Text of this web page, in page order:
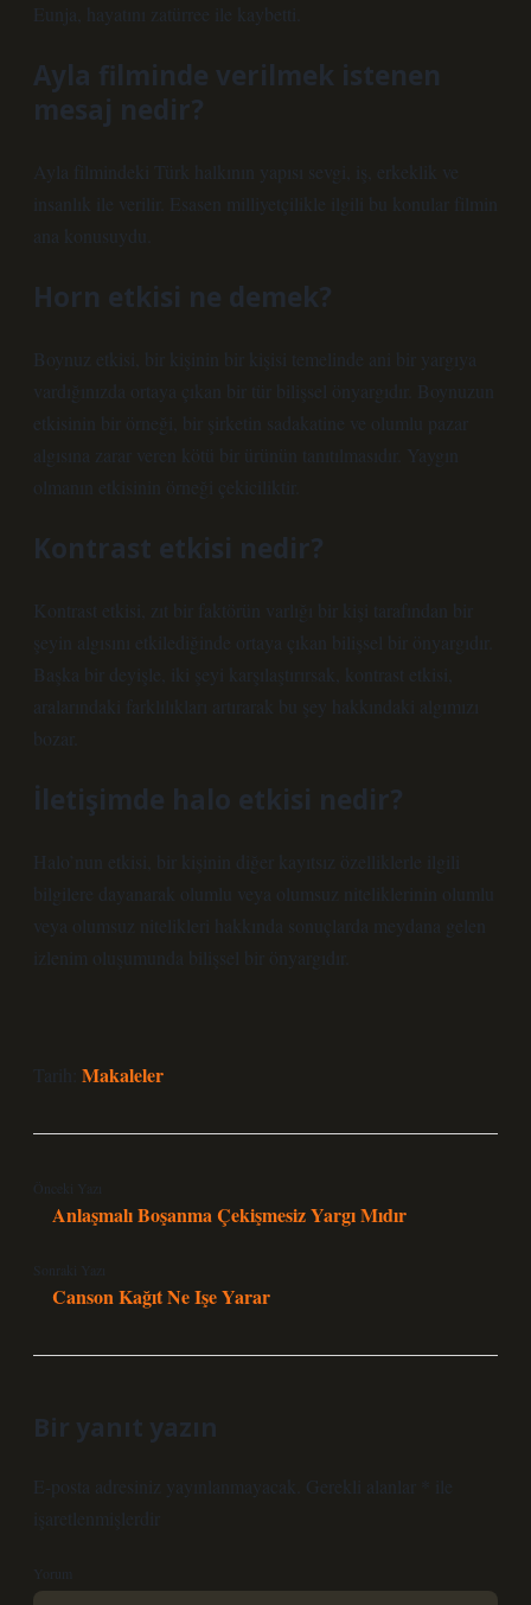
Eunja, hayatını zatürree ile kaybetti.
Ayla filminde verilmek istenen
mesaj nedir?
Ayla filmindeki Türk halkının yapısı sevgi, iş, erkeklik ve
insanlık ile verilir. Esasen milliyetçilikle ilgili bu konular filmin
ana konusuydu.
Horn etkisi ne demek?
Boynuz etkisi, bir kişinin bir kişisi temelinde ani bir yargıya
vardığınızda ortaya çıkan bir tür bilişsel önyargıdır. Boynuzun
etkisinin bir örneği, bir şirketin sadakatine ve olumlu pazar
algısına zarar veren kötü bir ürünün tanıtılmasıdır. Yaygın
olmanın etkisinin örneği çekiciliktir.
Kontrast etkisi nedir?
Kontrast etkisi, zıt bir faktörün varlığı bir kişi tarafından bir
şeyin algısını etkilediğinde ortaya çıkan bilişsel bir önyargıdır.
Başka bir deyişle, iki şeyi karşılaştırırsak, kontrast etkisi,
aralarındaki farklılıkları artırarak bu şey hakkındaki algımızı
bozar.
İletişimde halo etkisi nedir?
Halo’nun etkisi, bir kişinin diğer kayıtsız özelliklerle ilgili
bilgilere dayanarak olumlu veya olumsuz niteliklerinin olumlu
veya olumsuz nitelikleri hakkında sonuçlarda meydana gelen
izlenim oluşumunda bilişsel bir önyargıdır.
Tarih: Makaleler
Önceki Yazı
Anlaşmalı Boşanma Çekişmesiz Yargı Mıdır
Sonraki Yazı
Canson Kağıt Ne Işe Yarar
Bir yanıt yazın
E-posta adresiniz yayınlanmayacak. Gerekli alanlar
ile
işaretlenmişlerdir
Yorum